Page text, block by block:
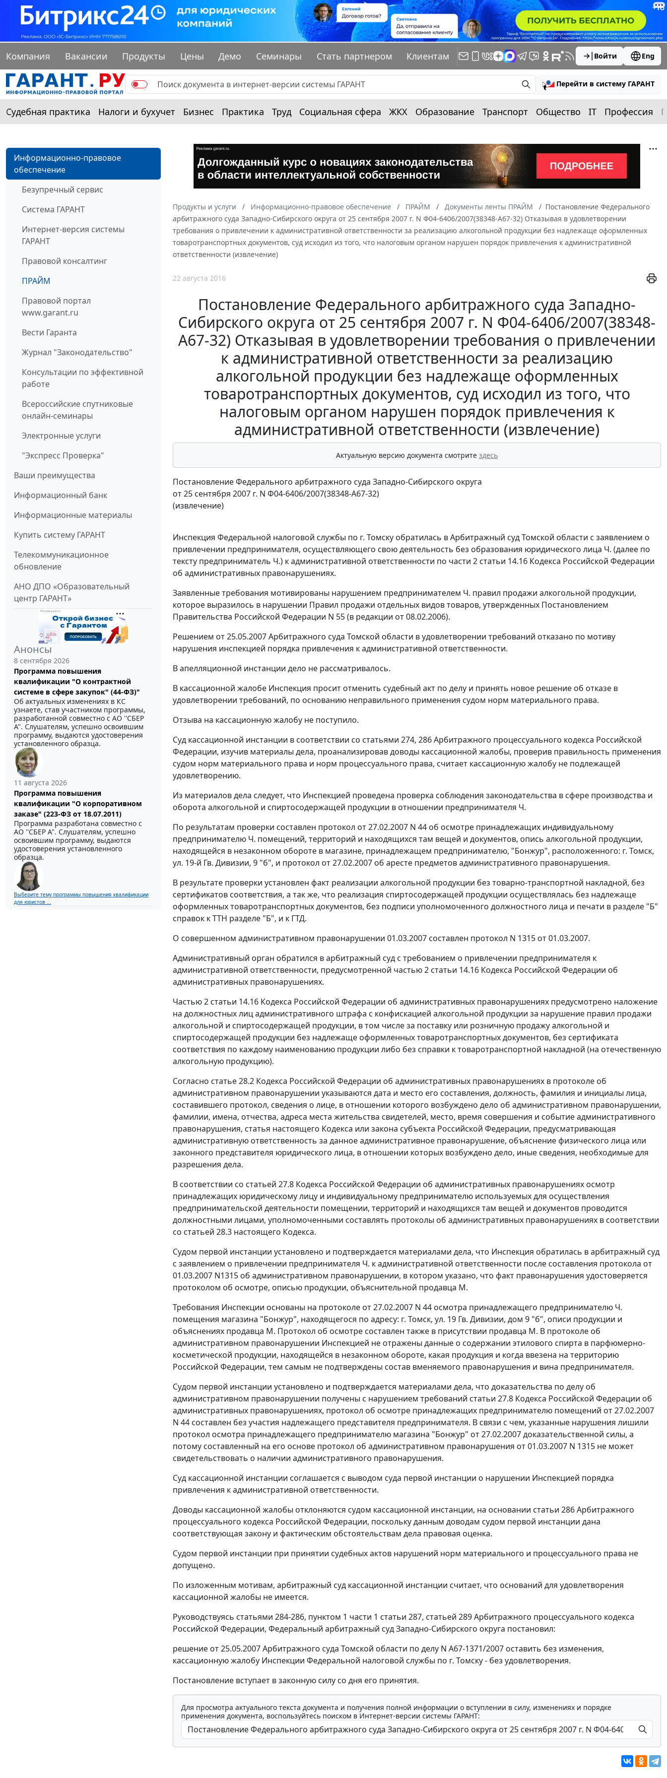
Компания Вакансии Продукты Цены Демо Семинары Стать партнером Клиентам Войти Eng
Перейти в систему ГАРАНТ
Судебная практика Налоги и бухучет Бизнес Практика Труд Социальная сфера ЖКХ Образование Транспорт Общество IT Профессия
Информационно-правовое
обеспечение
Безупречный сервис
Система ГАРАНТ
Интернет-версия системы
ГАРАНТ
Правовой консалтинг
ПРАЙМ
Правовой портал
www.garant.ru
Вести Гаранта
Журнал "Законодательство"
Консультации по эффективной
работе
Всероссийские спутниковые
онлайн-семинары
Электронные услуги
"Экспресс Проверка"
Ваши преимущества
Информационный банк
Информационные материалы
Купить систему ГАРАНТ
Телекоммуникационное
обновление
АНО ДПО «Образовательный
центр ГАРАНТ»
Анонсы
8 сентября 2026
Программа повышения
квалификации "О контрактной
системе в сфере закупок" (44-ФЗ)"
Об актуальных изменениях в КС
узнаете, став участником программы,
разработанной совместно с АО ''СБЕР
А". Слушателям, успешно освоившим
программу, выдаются удостоверения
установленного образца.
11 августа 2026
Программа повышения
квалификации "О корпоративном
заказе" (223-ФЗ от 18.07.2011)
Программа разработана совместно с
АО ''СБЕР А". Слушателям, успешно
освоившим программу, выдаются
удостоверения установленного
образца.
Выберите тему программы повышения квалификации
для юристов ...
Продукты и услуги Информационно-правовое обеспечение ПРАЙМ Документы ленты ПРАЙМ
Постановление Федерального
арбитражного суда Западно-Сибирского округа от 25 сентября 2007 г. N Ф04-6406/2007(38348-А67-32) Отказывая в удовлетворении
требования о привлечении к административной ответственности за реализацию алкогольной продукции без надлежаще оформленных
товаротранспортных документов, суд исходил из того, что налоговым органом нарушен порядок привлечения к административной
ответственности (извлечение)
22 августа 2016
Постановление Федерального арбитражного суда Западно-
Сибирского округа от 25 сентября 2007 г. N Ф04-6406/2007(38348-
А67-32) Отказывая в удовлетворении требования о привлечении
к административной ответственности за реализацию
алкогольной продукции без надлежаще оформленных
товаротранспортных документов, суд исходил из того, что
налоговым органом нарушен порядок привлечения к
административной ответственности (извлечение)
Актуальную версию документа смотрите здесь
Постановление Федерального арбитражного суда Западно-Сибирского округа
от 25 сентября 2007 г. N Ф04-6406/2007(38348-А67-32)
(извлечение)
Инспекция Федеральной налоговой службы по г. Томску обратилась в Арбитражный суд Томской области с заявлением о
привлечении предпринимателя, осуществляющего свою деятельность без образования юридического лица Ч. (далее по
тексту предприниматель Ч.) к административной ответственности по части 2 статьи 14.16 Кодекса Российской Федерации
об административных правонарушениях.
Заявленные требования мотивированы нарушением предпринимателем Ч. правил продажи алкогольной продукции,
которое выразилось в нарушении Правил продажи отдельных видов товаров, утвержденных Постановлением
Правительства Российской Федерации N 55 (в редакции от 08.02.2006).
Решением от 25.05.2007 Арбитражного суда Томской области в удовлетворении требований отказано по мотиву
нарушения инспекцией порядка привлечения к административной ответственности.
В апелляционной инстанции дело не рассматривалось.
В кассационной жалобе Инспекция просит отменить судебный акт по делу и принять новое решение об отказе в
удовлетворении требований, по основанию неправильного применения судом норм материального права.
Отзыва на кассационную жалобу не поступило.
Суд кассационной инстанции в соответствии со статьями 274, 286Арбитражного процессуального кодекса Российской
Федерации, изучив материалы дела, проанализировав доводы кассационной жалобы, проверив правильность применения
судом норм материального права и норм процессуального права, считает кассационную жалобу не подлежащей
удовлетворению.
Из материалов дела следует, что Инспекцией проведена проверка соблюдения законодательства в сфере производства и
оборота алкогольной и спиртосодержащей продукции в отношении предпринимателя Ч.
По результатам проверки составлен протокол от 27.02.2007 N 44 об осмотре принадлежащих индивидуальному
предпринимателю Ч. помещений, территорий и находящихся там вещей и документов, опись алкогольной продукции,
находящейся в незаконном обороте в магазине, принадлежащем предпринимателю, "Бонжур", расположенного: г. Томск,
ул. 19-й Гв. Дивизии, 9 "б", и протокол от 27.02.2007 об аресте предметов административного правонарушения.
В результате проверки установлен факт реализации алкогольной продукции без товарно-транспортной накладной, без
сертификатов соответствия, а так же, что реализация спиртосодержащей продукции осуществлялась без надлежаще
оформленных товаротранспортных документов, без подписи уполномоченного должностного лица и печати в разделе "Б"
справок к ТТН разделе "Б", и к ГТД.
О совершенном административном правонарушении 01.03.2007 составлен протокол N 1315 от 01.03.2007.
Административный орган обратился в арбитражный суд с требованием о привлечении предпринимателя к
административной ответственности, предусмотренной частью 2 статьи 14.16 Кодекса Российской Федерации об
административных правонарушениях.
Частью 2 статьи 14.16 Кодекса Российской Федерации об административных правонарушениях предусмотрено наложение
на должностных лиц административного штрафа с конфискацией алкогольной продукции за нарушение правил продажи
алкогольной и спиртосодержащей продукции, в том числе за поставку или розничную продажу алкогольной и
спиртосодержащей продукции без надлежаще оформленных товаротранспортных документов, без сертификата
соответствия по каждому наименованию продукции либо без справки к товаротранспортной накладной (на отечественную
алкогольную продукцию).
Согласно статье 28.2 Кодекса Российской Федерации об административных правонарушениях в протоколе об
административном правонарушении указываются дата и место его составления, должность, фамилия и инициалы лица,
составившего протокол, сведения о лице, в отношении которого возбуждено дело об административном правонарушении,
фамилии, имена, отчества, адреса места жительства свидетелей, место, время совершения и событие административного
правонарушения, статья настоящего Кодекса или закона субъекта Российской Федерации, предусматривающая
административную ответственность за данное административное правонарушение, объяснение физического лица или
законного представителя юридического лица, в отношении которых возбуждено дело, иные сведения, необходимые для
разрешения дела.
В соответствии со статьей 27.8 Кодекса Российской Федерации об административных правонарушениях осмотр
принадлежащих юридическому лицу и индивидуальному предпринимателю используемых для осуществления
предпринимательской деятельности помещении, территорий и находящихся там вещей и документов проводится
должностными лицами, уполномоченными составлять протоколы об административных правонарушениях в соответствии
со статьей 28.3 настоящего Кодекса.
Судом первой инстанции установлено и подтверждается материалами дела, что Инспекция обратилась в арбитражный суд
с заявлением о привлечении предпринимателя Ч. к административной ответственности после составления протокола от
01.03.2007 N1315 об административном правонарушении, в котором указано, что факт правонарушения удостоверяется
протоколом об осмотре, описью продукции, объяснительной продавца М.
Требования Инспекции основаны на протоколе от 27.02.2007 N 44 осмотра принадлежащего предпринимателю Ч.
помещения магазина "Бонжур", находящегося по адресу: г. Томск, ул. 19 Гв. Дивизии, дом 9 "б", описи продукции и
объяснениях продавца М. Протокол об осмотре составлен также в присутствии продавца М. В протоколе об
административном правонарушении Инспекцией не отражены данные о содержании этилового спирта в парфюмерно-
косметической продукции, находящейся в незаконном обороте, какая продукция и когда ввезена на территорию
Российской Федерации, тем самым не подтверждены состав вменяемого правонарушения и вина предпринимателя.
Судом первой инстанции установлено и подтверждается материалами дела, что доказательства по делу об
административном правонарушении получены с нарушением требований статьи 27.8 Кодекса Российской Федерации об
административных правонарушениях, протокол об осмотре принадлежащих предпринимателю помещений от 27.02.2007
N 44 составлен без участия надлежащего представителя предпринимателя. В связи с чем, указанные нарушения лишили
протокол осмотра принадлежащего предпринимателю магазина "Бонжур" от 27.02.2007 доказательственной силы, а
потому составленный на его основе протокол об административном правонарушения от 01.03.2007 N 1315 не может
свидетельствовать о наличии административного правонарушения.
Суд кассационной инстанции соглашается с выводом суда первой инстанции о нарушении Инспекцией порядка
привлечения к административной ответственности.
Доводы кассационной жалобы отклоняются судом кассационной инстанции, на основании статьи 286Арбитражного
процессуального кодекса Российской Федерации, поскольку данным доводам судом первой инстанции дана
соответствующая закону и фактическим обстоятельствам дела правовая оценка.
Судом первой инстанции при принятии судебных актов нарушений норм материального и процессуального права не
допущено.
По изложенным мотивам, арбитражный суд кассационной инстанции считает, что оснований для удовлетворения
кассационной жалобы не имеется.
Руководствуясь статьями 284-286, пунктом 1 части 1 статьи 287, статьей 289Арбитражного процессуального кодекса
Российской Федерации, Федеральный арбитражный суд Западно-Сибирского округа постановил:
решение от 25.05.2007 Арбитражного суда Томской области по делу N А67-1371/2007 оставить без изменения,
кассационную жалобу Инспекции Федеральной налоговой службы по г. Томску - без удовлетворения.
Постановление вступает в законную силу со дня его принятия.
Для просмотра актуального текста документа и получения полной информации о вступлении в силу, изменениях и порядке
применения документа, воспользуйтесь поиском в Интернет-версии системы ГАРАНТ: